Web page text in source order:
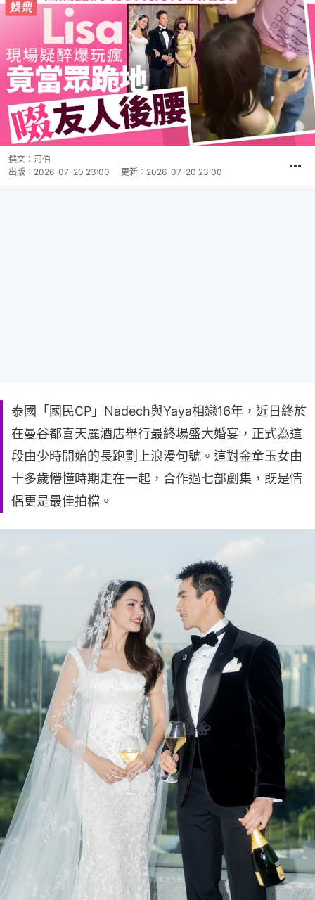
撰文： 河伯
出版： 2026-07-20 23:00 更新： 2026-07-20 23:00
泰國「國民CP」Nadech與Yaya相戀16年，近日終於
在曼谷都喜天麗酒店舉行最終場盛大婚宴，正式為這
段由少時開始的長跑劃上浪漫句號。這對金童玉女由
十多歲懵懂時期走在一起，合作過七部劇集，既是情
侶更是最佳拍檔。